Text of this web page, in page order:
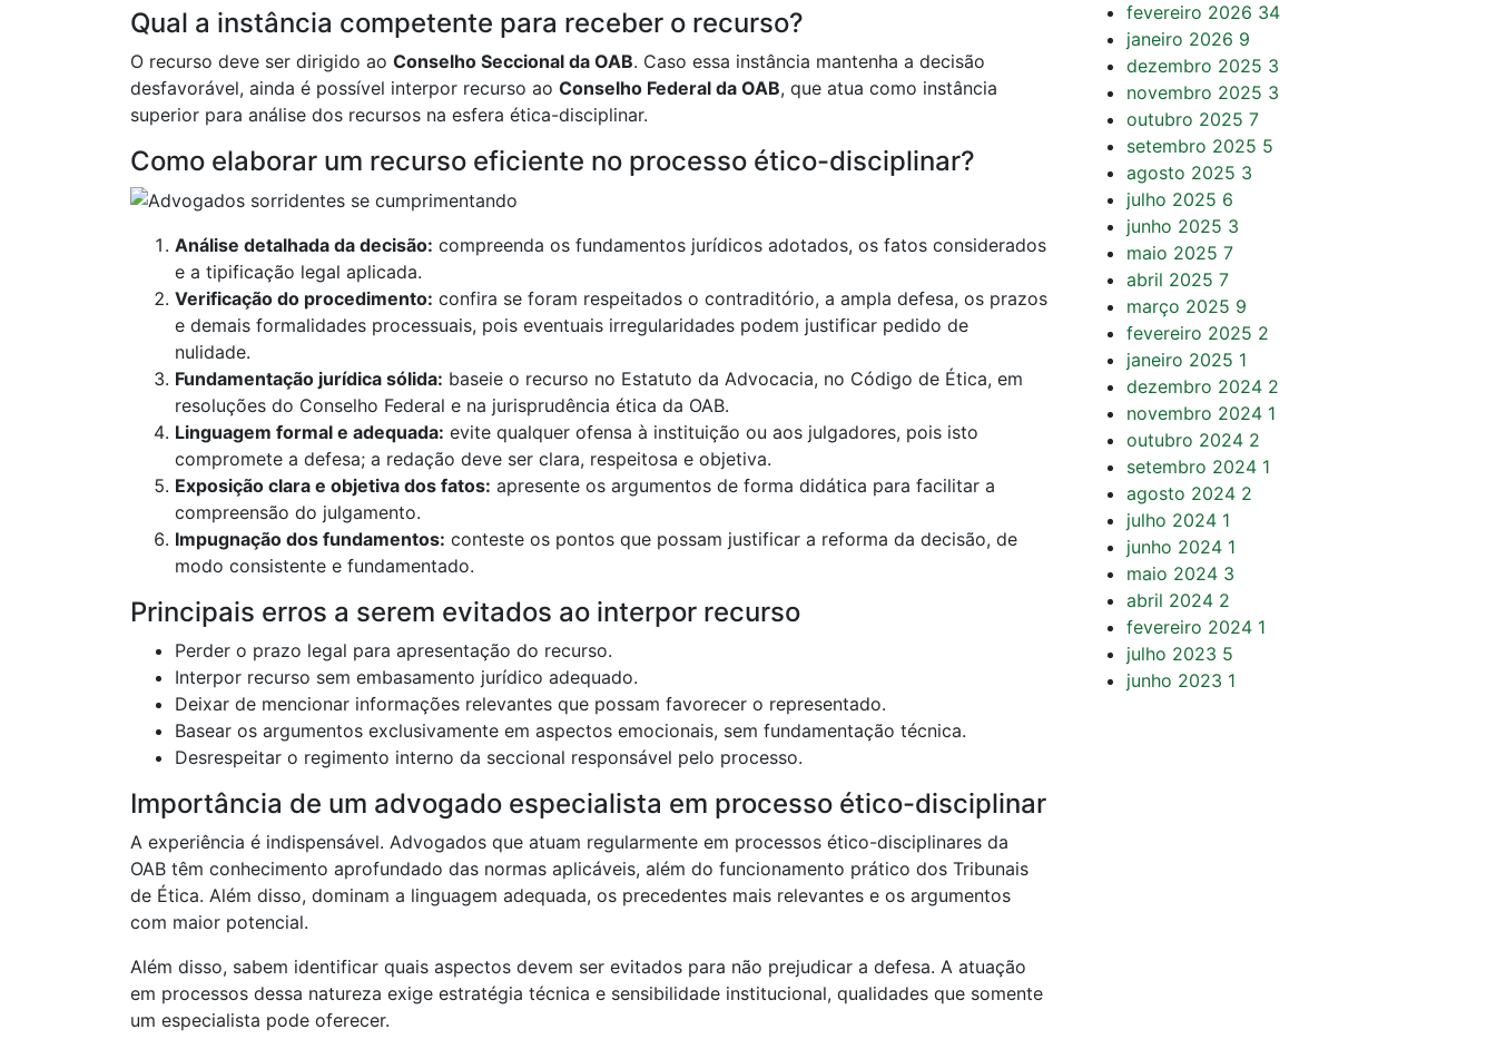
Qual a instância competente para receber o recurso?
O recurso deve ser dirigido ao Conselho Seccional da OAB. Caso essa instância mantenha a decisão
desfavorável, ainda é possível interpor recurso ao Conselho Federal da OAB, que atua como instância
superior para análise dos recursos na esfera ética-disciplinar.
Como elaborar um recurso eficiente no processo ético-disciplinar?
Análise detalhada da decisão: compreenda os fundamentos jurídicos adotados, os fatos considerados
e a tipificação legal aplicada.
Verificação do procedimento: confira se foram respeitados o contraditório, a ampla defesa, os prazos
e demais formalidades processuais, pois eventuais irregularidades podem justificar pedido de
nulidade.
Fundamentação jurídica sólida: baseie o recurso no Estatuto da Advocacia, no Código de Ética, em
resoluções do Conselho Federal e na jurisprudência ética da OAB.
Linguagem formal e adequada: evite qualquer ofensa à instituição ou aos julgadores, pois isto
compromete a defesa; a redação deve ser clara, respeitosa e objetiva.
Exposição clara e objetiva dos fatos: apresente os argumentos de forma didática para facilitar a
compreensão do julgamento.
Impugnação dos fundamentos: conteste os pontos que possam justificar a reforma da decisão, de
modo consistente e fundamentado.
Principais erros a serem evitados ao interpor recurso
Perder o prazo legal para apresentação do recurso.
Interpor recurso sem embasamento jurídico adequado.
Deixar de mencionar informações relevantes que possam favorecer o representado.
Basear os argumentos exclusivamente em aspectos emocionais, sem fundamentação técnica.
Desrespeitar o regimento interno da seccional responsável pelo processo.
Importância de um advogado especialista em processo ético-disciplinar
A experiência é indispensável. Advogados que atuam regularmente em processos ético-disciplinares da
OAB têm conhecimento aprofundado das normas aplicáveis, além do funcionamento prático dos Tribunais
de Ética. Além disso, dominam a linguagem adequada, os precedentes mais relevantes e os argumentos
com maior potencial.
Além disso, sabem identificar quais aspectos devem ser evitados para não prejudicar a defesa. A atuação
em processos dessa natureza exige estratégia técnica e sensibilidade institucional, qualidades que somente
um especialista pode oferecer.
fevereiro 2026 34
janeiro 2026 9
dezembro 2025 3
novembro 2025 3
outubro 2025 7
setembro 2025 5
agosto 2025 3
julho 2025 6
junho 2025 3
maio 2025 7
abril 2025 7
março 2025 9
fevereiro 2025 2
janeiro 2025 1
dezembro 2024 2
novembro 2024 1
outubro 2024 2
setembro 2024 1
agosto 2024 2
julho 2024 1
junho 2024 1
maio 2024 3
abril 2024 2
fevereiro 2024 1
julho 2023 5
junho 2023 1